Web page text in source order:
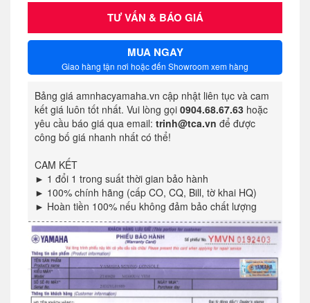
TƯ VẤN & BÁO GIÁ
MUA NGAY
Giao hàng tận nơi hoặc đến Showroom xem hàng
Bảng giá amnhacyamaha.vn cập nhật liên tục và cam
kết giá luôn tốt nhất. Vui lòng gọi 0904.68.67.63 hoặc
yêu cầu báo giá qua email: trinh@tca.vn để được
công bố giá nhanh nhất có thể!
CAM KẾT
► 1 đổi 1 trong suất thời gian bảo hành
► 100% chính hãng (cấp CO, CQ, Bill, tờ khai HQ)
► Hoàn tiền 100% nếu không đảm bảo chất lượng